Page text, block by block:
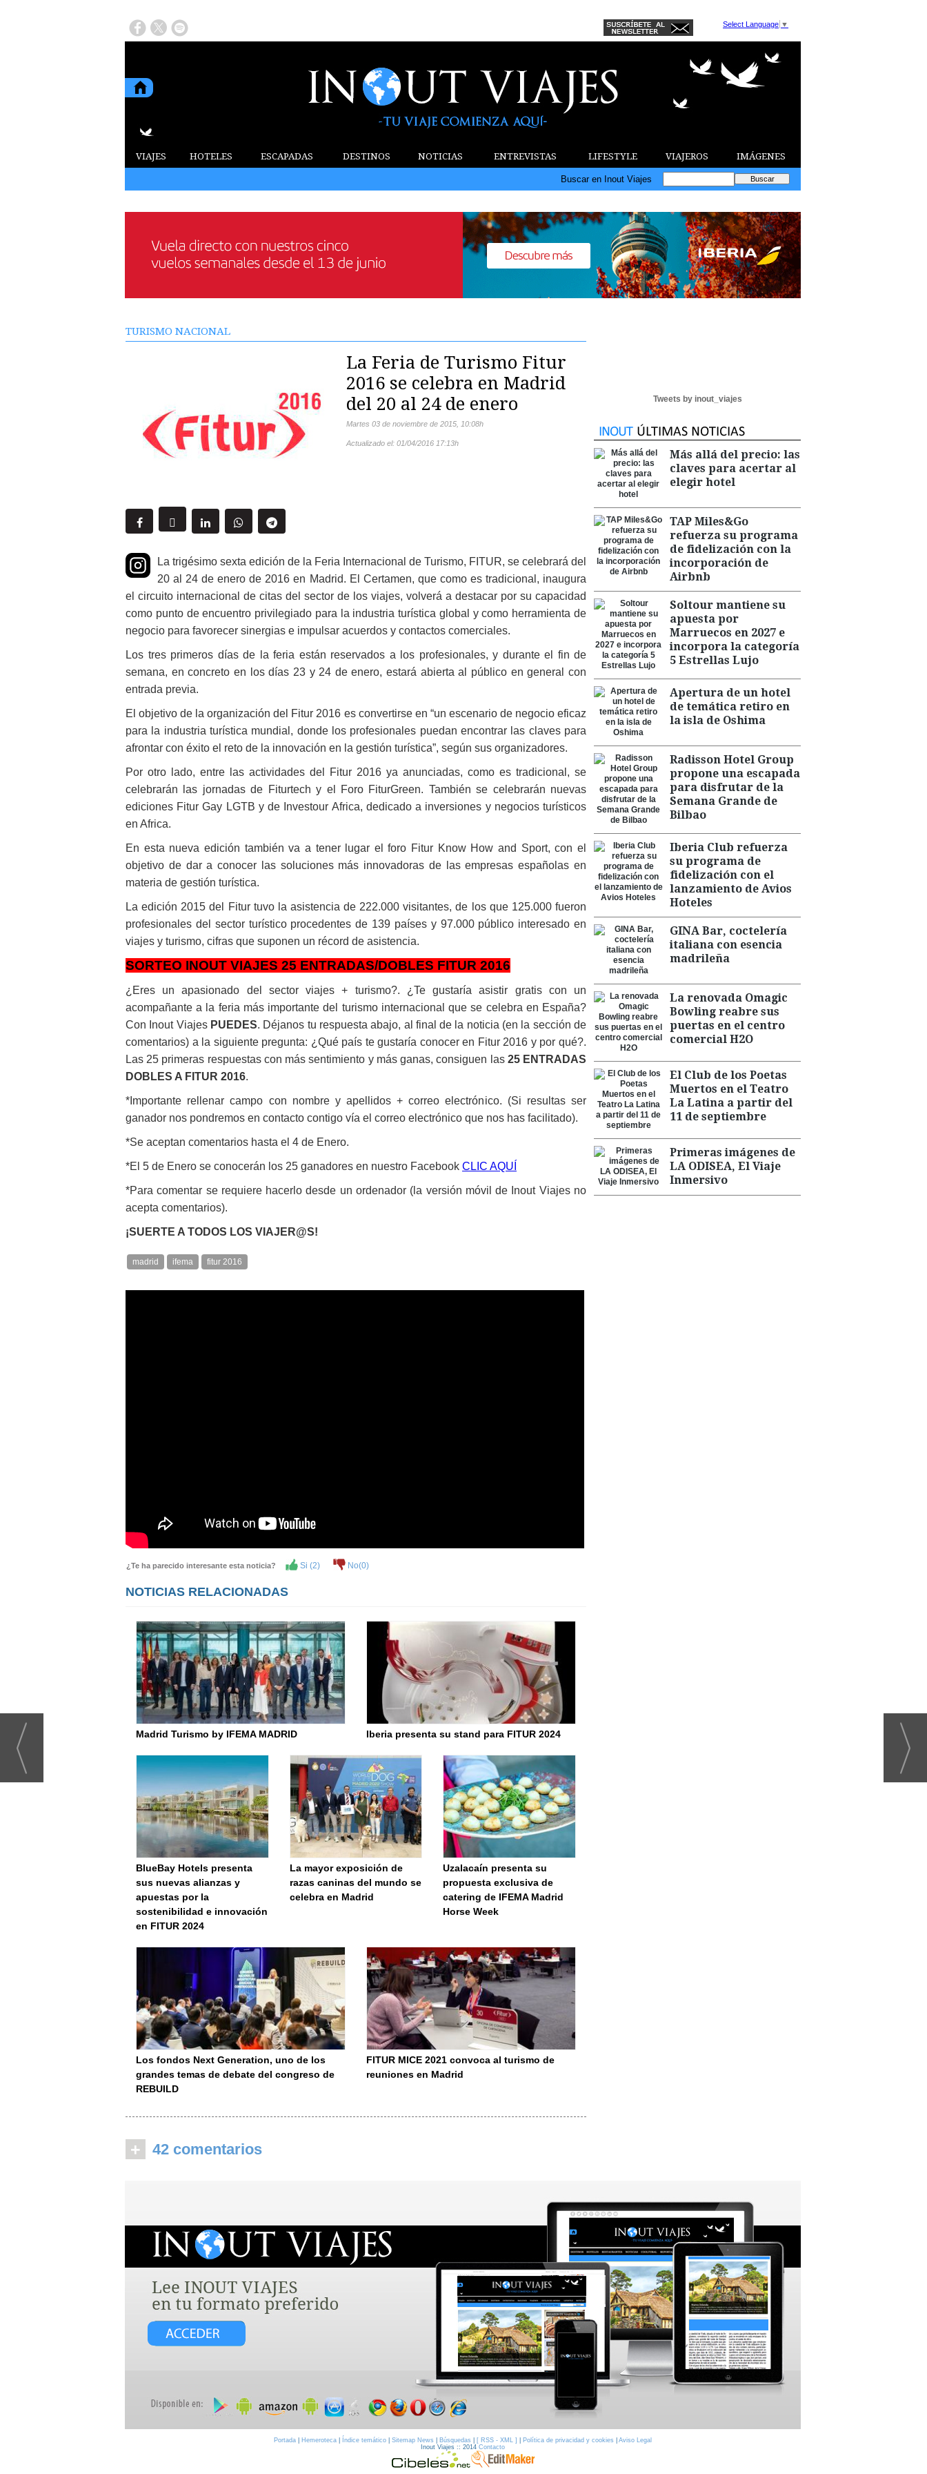
Select Language ▼
VIAJES HOTELES ESCAPADAS DESTINOS NOTICIAS ENTREVISTAS LIFESTYLE VIAJEROS IMÁGENES
Buscar en Inout Viajes
TURISMO NACIONAL
La Feria de Turismo Fitur
2016 se celebra en Madrid
del 20 al 24 de enero
martes 03 de noviembre de 2015 10:08h
Actualizado el: 01/04/2016 17:13h
La trigésimo sexta edición de la Feria Internacional de Turismo, FITUR, se celebrará del
20 al 24 de enero de 2016 en Madrid. El Certamen, que como es tradicional, inaugura
el circuito internacional de citas del sector de los viajes, volverá a destacar por su capacidad
como punto de encuentro privilegiado para la industria turística global y como herramienta de
negocio para favorecer sinergias e impulsar acuerdos y contactos comerciales.
Los tres primeros días de la feria están reservados a los profesionales, y durante el fin de
semana, en concreto en los días 23 y 24 de enero, estará abierta al público en general con
entrada previa.
El objetivo de la organización del Fitur 2016 es convertirse en “un escenario de negocio eficaz
para la industria turística mundial, donde los profesionales puedan encontrar las claves para
afrontar con éxito el reto de la innovación en la gestión turística”, según sus organizadores.
Por otro lado, entre las actividades del Fitur 2016 ya anunciadas, como es tradicional, se
celebrarán las jornadas de Fiturtech y el Foro FiturGreen. También se celebrarán nuevas
ediciones Fitur Gay LGTB y de Investour Africa, dedicado a inversiones y negocios turísticos
en Africa.
En esta nueva edición también va a tener lugar el foro Fitur Know How and Sport, con el
objetivo de dar a conocer las soluciones más innovadoras de las empresas españolas en
materia de gestión turística.
La edición 2015 del Fitur tuvo la asistencia de 222.000 visitantes, de los que 125.000 fueron
profesionales del sector turístico procedentes de 139 países y 97.000 público interesado en
viajes y turismo, cifras que suponen un récord de asistencia.
SORTEO INOUT VIAJES 25 ENTRADAS/DOBLES FITUR 2016
¿Eres un apasionado del sector viajes + turismo?. ¿Te gustaría asistir gratis con un
acompañante a la feria más importante del turismo internacional que se celebra en España?
Con Inout Viajes PUEDES. Déjanos tu respuesta abajo, al final de la noticia (en la sección de
comentarios) a la siguiente pregunta: ¿Qué país te gustaría conocer en Fitur 2016 y por qué?.
Las 25 primeras respuestas con más sentimiento y más ganas, consiguen las 25 ENTRADAS
DOBLES A FITUR 2016.
*Importante rellenar campo con nombre y apellidos + correo electrónico. (Si resultas ser
ganador nos pondremos en contacto contigo vía el correo electrónico que nos has facilitado).
*Se aceptan comentarios hasta el 4 de Enero.
*El 5 de Enero se conocerán los 25 ganadores en nuestro Facebook CLIC AQUÍ
*Para comentar se requiere hacerlo desde un ordenador (la versión móvil de Inout Viajes no
acepta comentarios).
¡SUERTE A TODOS LOS VIAJER@S!
madrid ifema fitur 2016
¿Te ha parecido interesante esta noticia? Si (2) No(0)
NOTICIAS RELACIONADAS
Madrid Turismo by IFEMA MADRID Iberia presenta su stand para FITUR 2024
BlueBay Hotels presenta
sus nuevas alianzas y
apuestas por la
sostenibilidad e innovación
en FITUR 2024
La mayor exposición de
razas caninas del mundo se
celebra en Madrid
Uzalacaín presenta su
propuesta exclusiva de
catering de IFEMA Madrid
Horse Week
Los fondos Next Generation, uno de los
grandes temas de debate del congreso de
REBUILD
FITUR MICE 2021 convoca al turismo de
reuniones en Madrid
+ 42 comentarios
Tweets by inout_viajes
Más allá del precio: las
claves para acertar al
elegir hotel
TAP Miles&Go
refuerza su programa
de fidelización con la
incorporación de
Airbnb
Soltour mantiene su
apuesta por
Marruecos en 2027 e
incorpora la categoría
5 Estrellas Lujo
Apertura de un hotel
de temática retiro en
la isla de Oshima
Radisson Hotel Group
propone una escapada
para disfrutar de la
Semana Grande de
Bilbao
Iberia Club refuerza
su programa de
fidelización con el
lanzamiento de Avios
Hoteles
GINA Bar, coctelería
italiana con esencia
madrileña
La renovada Omagic
Bowling reabre sus
puertas en el centro
comercial H2O
El Club de los Poetas
Muertos en el Teatro
La Latina a partir del
11 de septiembre
Primeras imágenes de
LA ODISEA, El Viaje
Inmersivo
Portada Hemeroteca Índice temático Sitemap News Búsquedas [ RSS - XML ] Política de privacidad y cookies
Aviso Legal
Inout Viajes :: 2014 Contacto